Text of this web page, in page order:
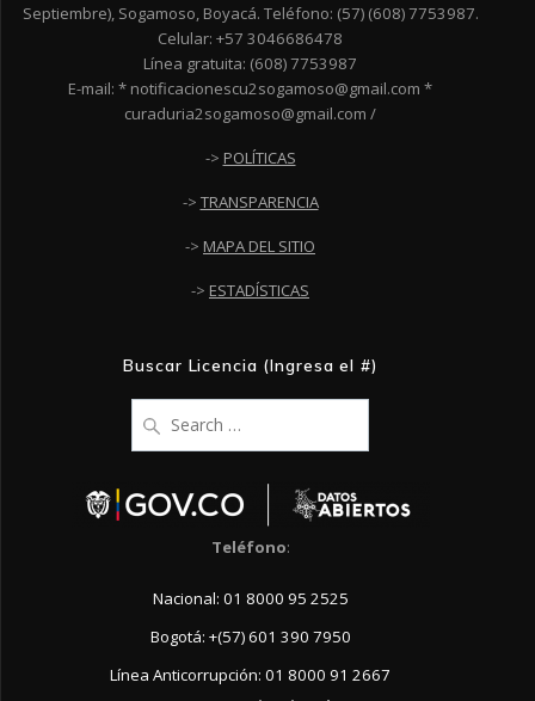
Septiembre), Sogamoso, Boyacá. Teléfono: (57) (608) 7753987.
Celular: +57 3046686478
Línea gratuita: (608) 7753987
E-mail: * notificacionescu2sogamoso@gmail.com *
curaduria2sogamoso@gmail.com /
-> POLÍTICAS
-> TRANSPARENCIA
-> MAPA DEL SITIO
-> ESTADÍSTICAS
Buscar Licencia (Ingresa el #)
for:
Teléfono:
Nacional: 01 8000 95 2525
Bogotá: +(57) 601 390 7950
Línea Anticorrupción: 01 8000 91 2667